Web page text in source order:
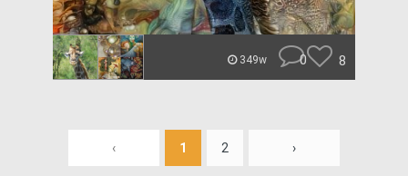
349w 0 8
‹ 1 2 ›